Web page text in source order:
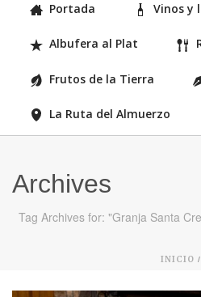
Portada Vinos y
Albufera al Plat
Frutos de la Tierra
La Ruta del Almuerzo
Archives
Tag Archives for: "Granja Santa
INICIO /